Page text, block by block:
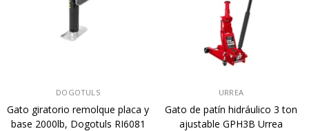
DOGOTULS
Gato giratorio remolque placa y
base 2000lb, Dogotuls RI6081
URREA
Gato de patín hidráulico 3 ton
ajustable GPH3B Urrea